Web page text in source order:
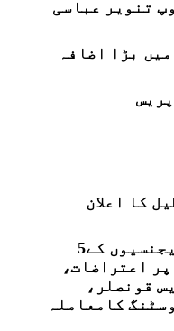
تنویر عباسی
بڑا اضافہ
کا اعلان
انٹیلی جنس ایجنسیوں کے5
اعتراضات،
قونصلر،
کامعاملہ